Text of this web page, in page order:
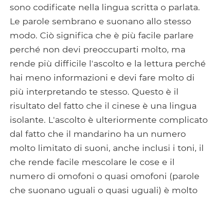
sono codificate nella lingua scritta o parlata.
Le parole sembrano e suonano allo stesso
modo. Ciò significa che è più facile parlare
perché non devi preoccuparti molto, ma
rende più difficile l'ascolto e la lettura perché
hai meno informazioni e devi fare molto di
più interpretando te stesso. Questo è il
risultato del fatto che il cinese è una lingua
isolante. L'ascolto è ulteriormente complicato
dal fatto che il mandarino ha un numero
molto limitato di suoni, anche inclusi i toni, il
che rende facile mescolare le cose e il
numero di omofoni o quasi omofoni (parole
che suonano uguali o quasi uguali) è molto